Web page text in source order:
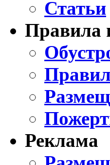
Статьи
Правила
Реклама